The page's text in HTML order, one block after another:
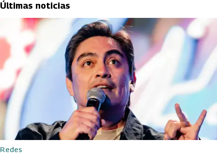
Últimas noticias
Redes